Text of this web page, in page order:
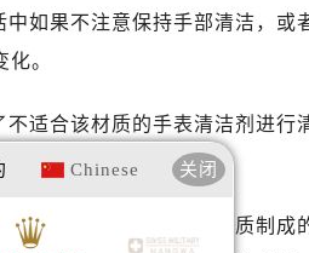
如果不注意保持手部清洁，或
。
适合该材质的手表清洁剂进行
质或易受环境影响的材质制成
Chinese 关闭